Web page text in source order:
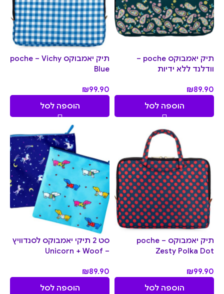
תיק יאמבוקס poche –
וודלנד ללא ידיות
₪89.90
הוספה לסל
תיק יאמבוקס poche – Vichy
Blue
₪99.90
הוספה לסל
תיק יאמבוקס poche –
Zesty Polka Dot
₪99.90
הוספה לסל
סט 2 תיקי יאמבוקס לסנדוויץ
– Unicorn + Woof
₪89.90
הוספה לסל